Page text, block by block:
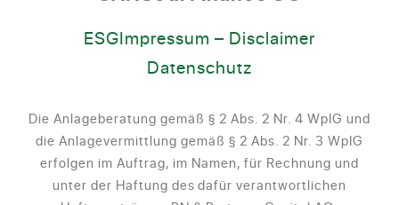
ESGImpressum – Disclaimer
Datenschutz
Die Anlageberatung gemäß § 2 Abs. 2 Nr. 4 WpIG und
die Anlagevermittlung gemäß § 2 Abs. 2 Nr. 3 WpIG
erfolgen im Auftrag, im Namen, für Rechnung und
unter der Haftung des dafür verantwortlichen